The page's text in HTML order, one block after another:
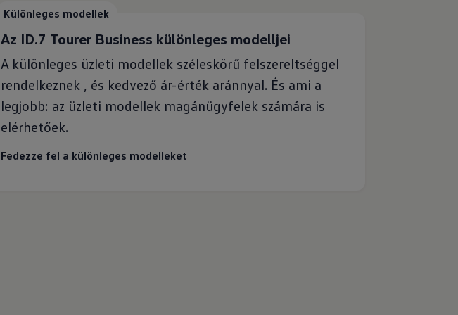
Különleges modellek
Az ID.7 Tourer Business különleges modelljei
A különleges üzleti modellek széleskörű felszereltséggel
rendelkeznek , és kedvező ár-érték aránnyal. És ami a
legjobb: az üzleti modellek magánügyfelek számára is
elérhetőek.
Fedezze fel a különleges modelleket